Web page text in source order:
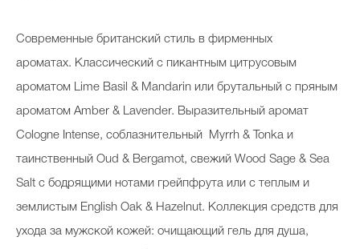
Современные британский стиль в фирменных
ароматах. Классический с пикантным цитрусовым
ароматом Lime Basil & Mandarin или брутальный с пряным
ароматом Amber & Lavender. Выразительный аромат
Cologne Intense, соблазнительный Myrrh & Tonka и
таинственный Oud & Bergamot, свежий Wood Sage & Sea
Salt с бодрящими нотами грейпфрута или с теплым и
землистым English Oak & Hazelnut. Коллекция средств для
ухода за мужской кожей: очищающий гель для душа,